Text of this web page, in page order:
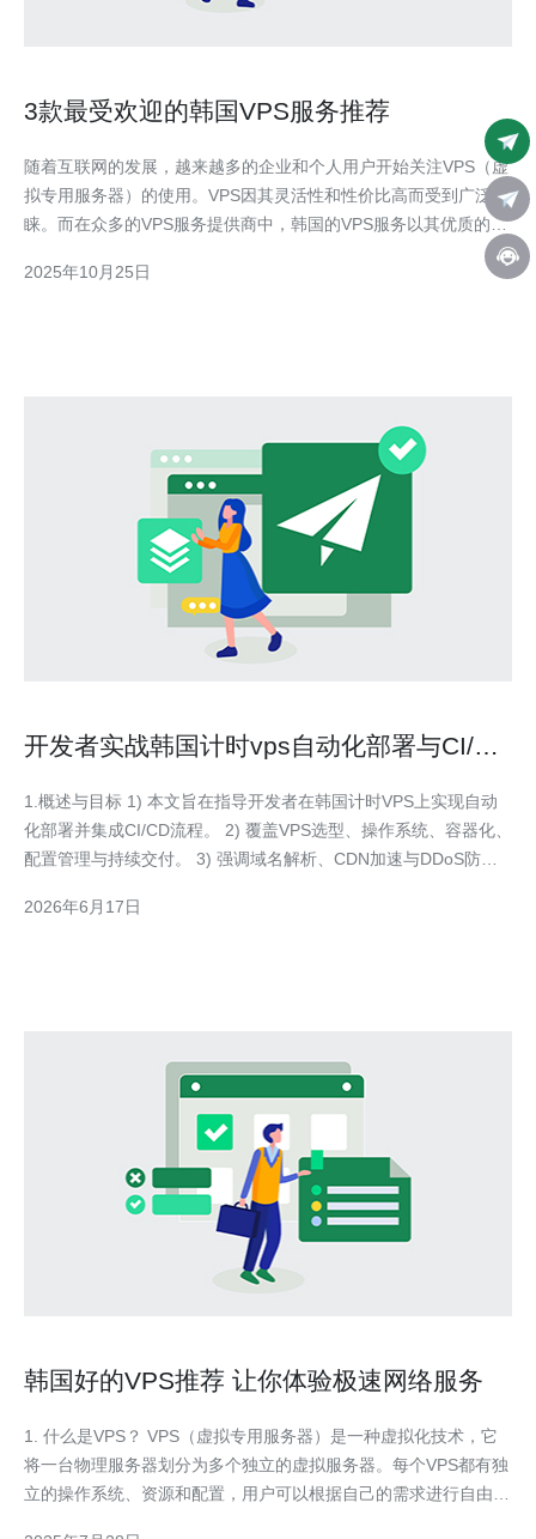
3款最受欢迎的韩国VPS服务推荐
随着互联网的发展，越来越多的企业和个人用户开始关注VPS（虚
拟专用服务器）的使用。VPS因其灵活性和性价比高而受到广泛青
睐。而在众多的VPS服务提供商中，韩国的VPS服务以其优质的网
络环境和服务质量而备受关注。本文将为您推荐三款最受欢迎的韩
国VPS服务，帮助您找到合适的虚拟专用服务器。 首先，我们来
2025年10月25日
开发者实战韩国计时vps自动化部署与CI/CD
1.概述与目标 1) 本文旨在指导开发者在韩国计时VPS上实现自动
化部署并集成CI/CD流程。 2) 覆盖VPS选型、操作系统、容器化、
配置管理与持续交付。 3) 强调域名解析、CDN加速与DDoS防护
于参考与对比。 5) 适合使用Docker、Ansible、GitHub Actio
2026年6月17日
韩国好的VPS推荐 让你体验极速网络服务
1. 什么是VPS？ VPS（虚拟专用服务器）是一种虚拟化技术，它
将一台物理服务器划分为多个独立的虚拟服务器。每个VPS都有独
立的操作系统、资源和配置，用户可以根据自己的需求进行自由配